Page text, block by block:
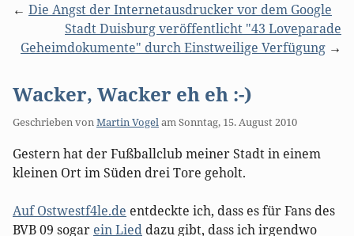
Die Angst der Internetausdrucker vor dem Google
Stadt Duisburg veröffentlicht "43 Loveparade
Geheimdokumente" durch Einstweilige Verfügung
Wacker, Wacker eh eh :-)
Geschrieben vonMartin VogelamSonntag, 15. August 2010
Gestern hat der Fußballclub meiner Stadt in einem
kleinen Ort im Süden drei Tore geholt.
Auf Ostwestf4le.de entdeckte ich, dass es für Fans des
BVB 09 sogar ein Lied dazu gibt, dass ich irgendwo